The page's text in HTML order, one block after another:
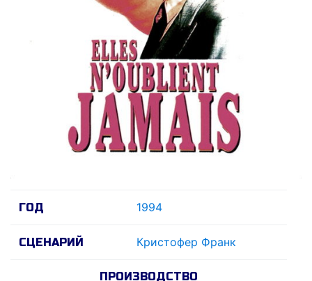
ГОД 1994
СЦЕНАРИЙ Кристофер Франк
ПРОИЗВОДСТВО